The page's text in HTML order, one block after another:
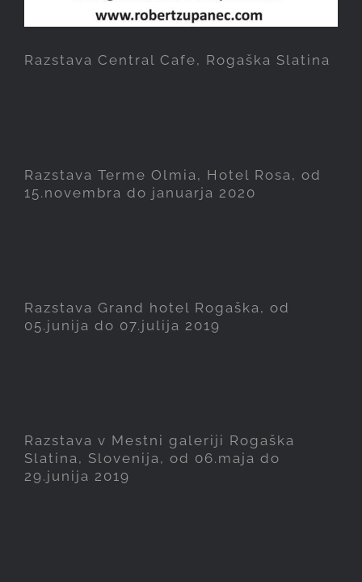
Razstava Central Cafe, Rogaška Slatina
januarja 2020
Razstava Terme Olmia, Hotel Rosa, od
15.novembra do januarja 2020
07.julija 2019
Razstava Grand hotel Rogaška, od
05.junija do 07.julija 2019
od 06.maja do 29.junija 2019
Razstava v Mestni galeriji Rogaška
Slatina, Slovenija, od 06.maja do
29.junija 2019